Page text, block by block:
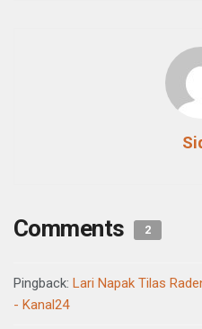
Comments 2
Pingback: Lari Napak Tilas
- Kanal24